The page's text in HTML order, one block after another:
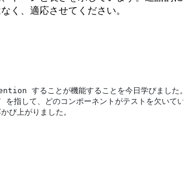
く、適応させてください。
することが機能することを今日学びました。
して、どのコンポーネントがテストを欠いてい
び上がりました。